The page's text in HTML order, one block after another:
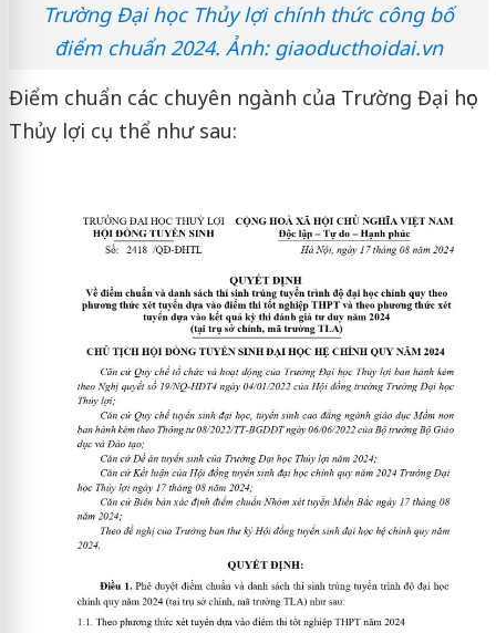
Trường Đại học Thủy lợi chính thức công bố
điểm chuẩn 2024. Ảnh: giaoducthoidai.vn
Điểm chuẩn các chuyên ngành của Trường Đại học
Thủy lợi cụ thể như sau: